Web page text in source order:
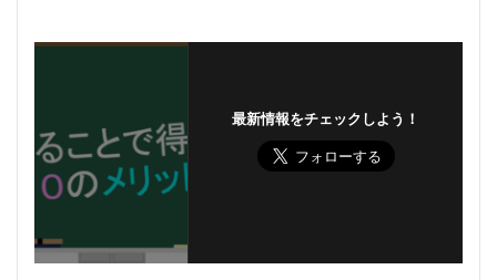
最新情報をチェックしよう！